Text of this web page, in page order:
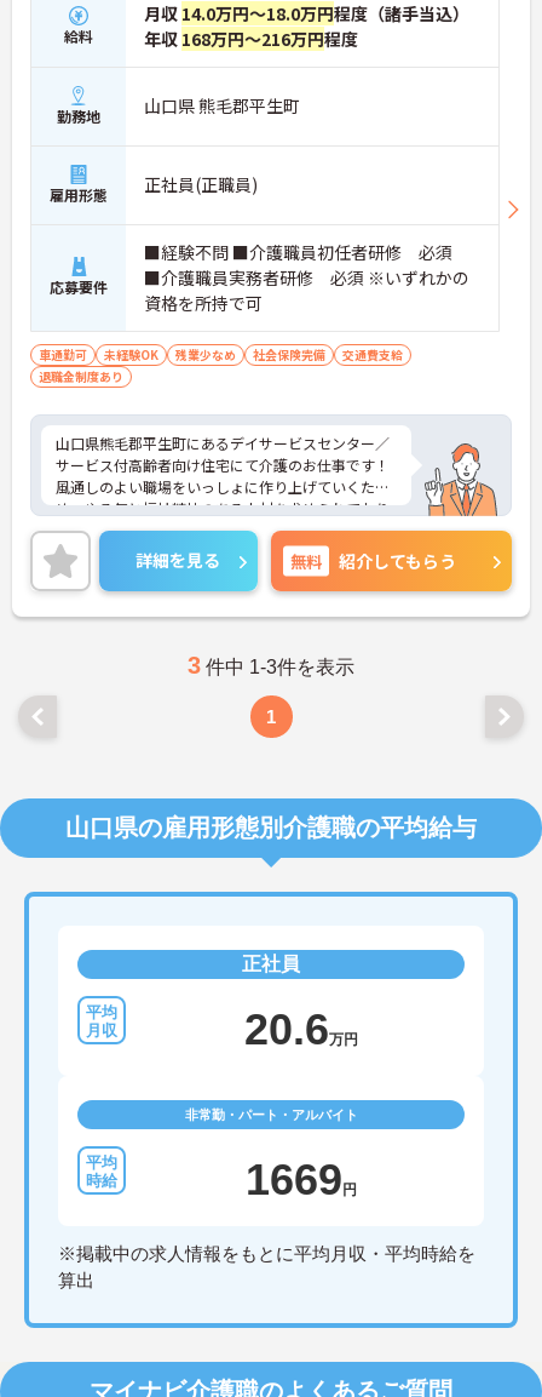
給料
月収 14.0万円～18.0万円程度（諸手当込）
年収 168万円～216万円程度
勤務地 山口県 熊毛郡平生町
雇用形態 正社員(正職員)
応募要件
■経験不問 ■介護職員初任者研修 必須
■介護職員実務者研修 必須 ※いずれかの
資格を所持で可
車通勤可 未経験OK 残業少なめ 社会保険完備
交通費支給
退職金制度あり
山口県熊毛郡平生町にあるデイサービスセンター／
サービス付高齢者向け住宅にて介護のお仕事です！
風通しのよい職場をいっしょに作り上げていくた
め、やる気と福祉精神のある人材を求められており
ます★
ご興味ある方には、面接対策ポイントなど、さらに
詳細をお話しいたしますのでお気軽にご相談くださ
い。
詳細を見る 無料 紹介してもらう
3 件中 1-3件を表示
1
山口県の雇用形態別介護職の平均給与
正社員
20.6万円
非常勤・パート・アルバイト
1669 円
※掲載中の求人情報をもとに平均月収・平均時給を
算出
マイナビ介護職のよくあるご質問